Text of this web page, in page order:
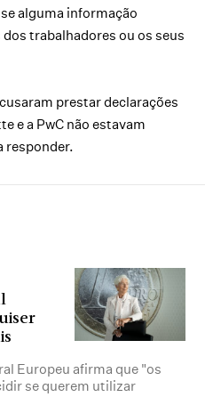
alguma informação
trabalhadores ou os seus
prestar declarações
e a PwC não estavam
responder.
Europeu afirma que "os
se querem utilizar